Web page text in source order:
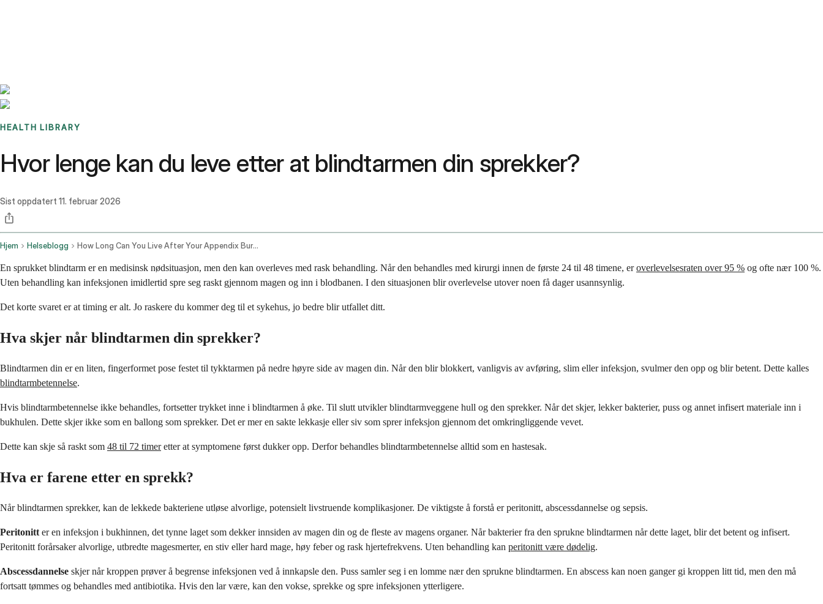
HEALTH LIBRARY
Hvor lenge kan du leve etter at blindtarmen din sprekker?
Sist oppdatert 11. februar 2026
Hjem Helseblogg How Long Can You Live After Your Appendix Bursts
En sprukket blindtarm er en medisinsk nødsituasjon, men den kan overleves med rask behandling. Når den behandles med kirurgi innen de første 24 til 48 timene, eroverlevelsesraten over 95 % og ofte nær 100 %.
Uten behandling kan infeksjonen imidlertid spre seg raskt gjennom magen og inn i blodbanen. I den situasjonen blir overlevelse utover noen få dager usannsynlig.
Det korte svaret er at timing er alt. Jo raskere du kommer deg til et sykehus, jo bedre blir utfallet ditt.
Hva skjer når blindtarmen din sprekker?
Blindtarmen din er en liten, fingerformet pose festet til tykktarmen på nedre høyre side av magen din. Når den blir blokkert, vanligvis av avføring, slim eller infeksjon, svulmer den opp og blir betent. Dette kalles
blindtarmbetennelse.
Hvis blindtarmbetennelse ikke behandles, fortsetter trykket inne i blindtarmen å øke. Til slutt utvikler blindtarmveggene hull og den sprekker. Når det skjer, lekker bakterier, puss og annet infisert materiale inn i
bukhulen. Dette skjer ikke som en ballong som sprekker. Det er mer en sakte lekkasje eller siv som sprer infeksjon gjennom det omkringliggende vevet.
Dette kan skje så raskt som 48 til 72 timeretter at symptomene først dukker opp. Derfor behandles blindtarmbetennelse alltid som en hastesak.
Hva er farene etter en sprekk?
Når blindtarmen sprekker, kan de lekkede bakteriene utløse alvorlige, potensielt livstruende komplikasjoner. De viktigste å forstå er peritonitt, abscessdannelse og sepsis.
Peritonitt er en infeksjon i bukhinnen, det tynne laget som dekker innsiden av magen din og de fleste av magens organer. Når bakterier fra den sprukne blindtarmen når dette laget, blir det betent og infisert.
Peritonitt forårsaker alvorlige, utbredte magesmerter, en stiv eller hard mage, høy feber og rask hjertefrekvens. Uten behandling kan peritonitt være dødelig.
Abscessdannelse skjer når kroppen prøver å begrense infeksjonen ved å innkapsle den. Puss samler seg i en lomme nær den sprukne blindtarmen. En abscess kan noen ganger gi kroppen litt tid, men den må
fortsatt tømmes og behandles med antibiotika. Hvis den lar være, kan den vokse, sprekke og spre infeksjonen ytterligere.